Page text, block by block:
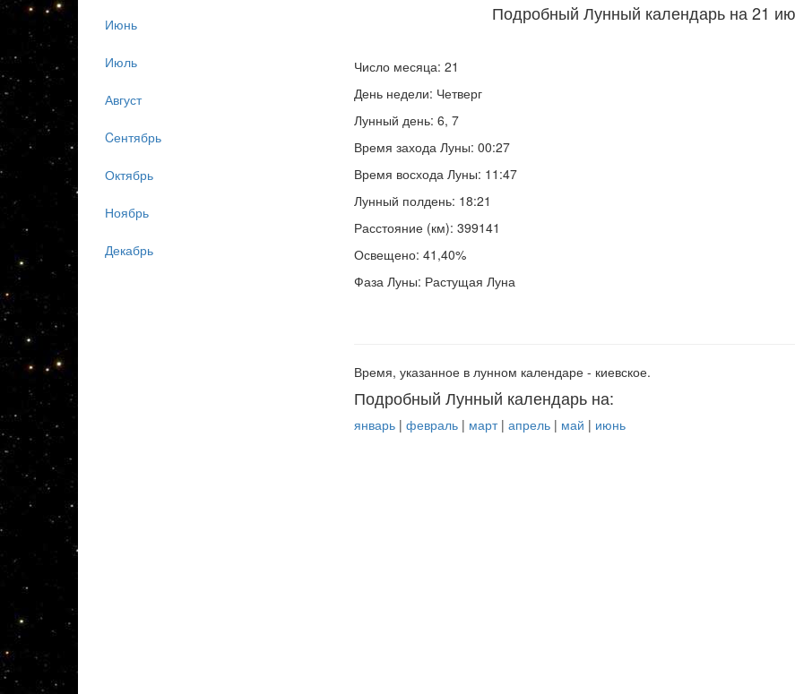
Подробный Лунный календарь на 21
Число месяца: 21
День недели: Четверг
Лунный день: 6, 7
Время захода Луны: 00:27
Время восхода Луны: 11:47
Лунный полдень: 18:21
Расстояние (км): 399141
Освещено: 41,40%
Фаза Луны: Растущая Луна
Время, указанное в лунном календаре - киевское.
Подробный Лунный календарь на:
январь| февраль| март| апрель| май | июнь
Июнь
Июль
Август
Cентябрь
Октябрь
Ноябрь
Декабрь